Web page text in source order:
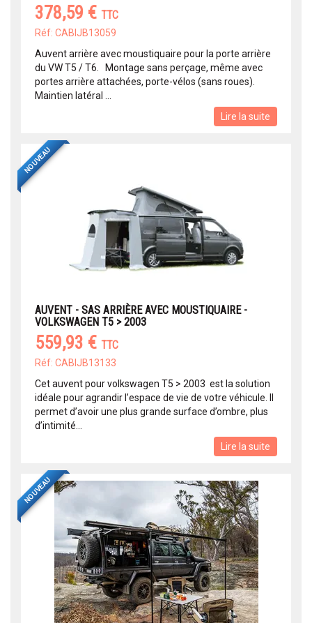
378,59 € TTC
Réf: CABIJB13059
Auvent arrière avec moustiquaire pour la porte arrière
du VW T5 / T6. Montage sans perçage, même avec
portes arrière attachées, porte-vélos (sans roues).
Maintien latéral ...
Lire la suite
NOUVEAU
AUVENT - SAS ARRIÈRE AVEC MOUSTIQUAIRE -
VOLKSWAGEN T5 > 2003
559,93 € TTC
Réf: CABIJB13133
Cet auvent pour volkswagen T5 > 2003 est la solution
idéale pour agrandir l’espace de vie de votre véhicule. Il
permet d’avoir une plus grande surface d’ombre, plus
d’intimité...
Lire la suite
NOUVEAU